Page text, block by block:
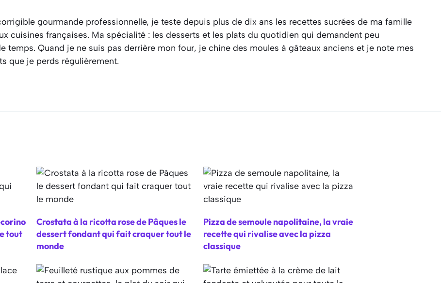
gourmande professionnelle, je teste depuis plus de dix ans les recettes sucrées de ma famille
cuisines françaises. Ma spécialité : les desserts et les plats du quotidien qui demandent peu
temps. Quand je ne suis pas derrière mon four, je chine des moules à gâteaux anciens et je note mes
que je perds régulièrement.
tout
Crostata à la ricotta rose de Pâques le
dessert fondant qui fait craquer tout le
monde
Pizza de semoule napolitaine, la vraie
recette qui rivalise avec la pizza
classique